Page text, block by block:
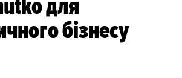
для
бізнесу